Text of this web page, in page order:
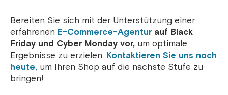
Bereiten Sie sich mit der Unterstützung einer
erfahrenen E-Commerce-Agentur auf Black
Friday und Cyber ​​Monday vor, um optimale
Ergebnisse zu erzielen. Kontaktieren Sie uns noch
heute, um Ihren Shop auf die nächste Stufe zu
bringen!